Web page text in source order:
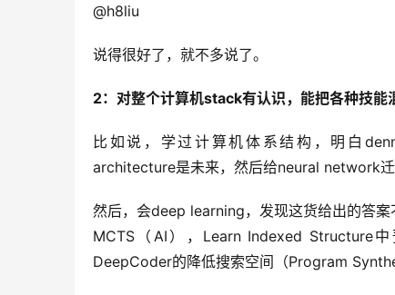
@h8liu
说得很好了，就不多说了。
2：对整个计算机stack有认识，能把各种技能
比如说，学过计算机体系结构，明白
architecture是未来，然后给neural network迁
然后，会deep learning，发现这货给出的答
MCTS（AI），Learn Indexed Structure
DeepCoder的降低搜索空间（Program